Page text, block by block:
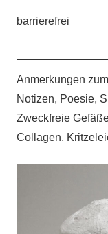
barrierefrei
Anmerkungen
Notizen, Poesie,
Zweckfreie
Collagen,